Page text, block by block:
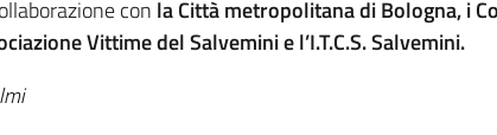
con la Città metropolitana di Bologna, i
Vittime del Salvemini e l’I.T.C.S. Salvemini.